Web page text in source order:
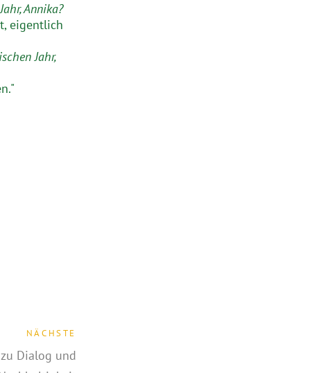
Annika?
eigentlich
Jahr,
NÄCHSTE
Dialog und